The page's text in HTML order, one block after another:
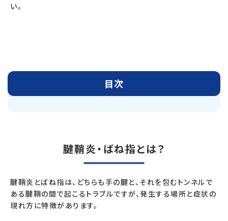
い。
目次
腱鞘炎・ばね指とは？
腱鞘炎とばね指は、どちらも手の腱と、それを包むトンネルで
ある腱鞘の間で起こるトラブルですが、発生する場所と症状の
現れ方に特徴があります。